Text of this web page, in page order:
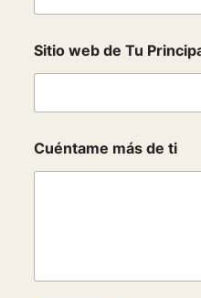
Sitio web de Tu
Cuéntame más de ti